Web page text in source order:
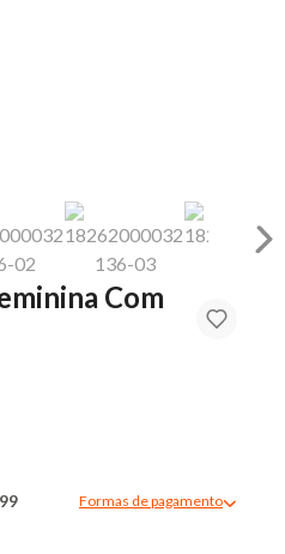
Com
Formas de pagamento